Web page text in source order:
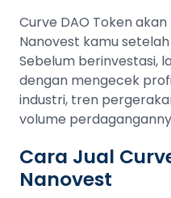
Curve DAO Token
Nanovest kamu
Sebelum berinvestasi,
dengan mengecek
industri, tren
volume
Cara Jual
Nanovest